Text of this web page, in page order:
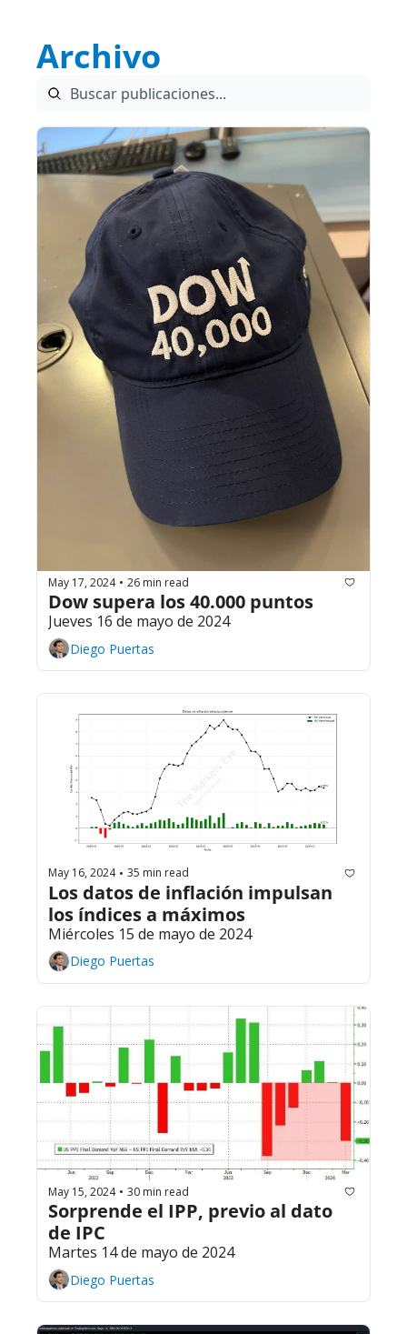
Archivo
May 17, 2024 • 26 min read
Dow supera los 40.000 puntos
Jueves 16 de mayo de 2024
Diego Puertas
May 16, 2024 • 35 min read
Los datos de inflación impulsan
los índices a máximos
Miércoles 15 de mayo de 2024
Diego Puertas
May 15, 2024 • 30 min read
Sorprende el IPP, previo al dato
de IPC
Martes 14 de mayo de 2024
Diego Puertas